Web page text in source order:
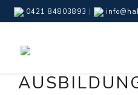
0421 84803893